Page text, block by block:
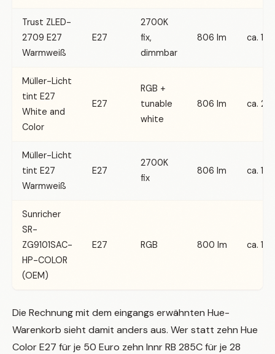
Trust ZLED-
2709 E27
Warmweiß
E27
2700K
fix,
dimmbar
806 lm ca. 14
Müller-Licht
tint E27
White and
Color
E27
RGB +
tunable
white
806 lm ca. 20
Müller-Licht
tint E27
Warmweiß
E27
2700K
fix
806 lm ca. 10
Sunricher
SR-
ZG9101SAC-
HP-COLOR
(OEM)
E27 RGB 800 lm ca. 18
Die Rechnung mit dem eingangs erwähnten Hue-
Warenkorb sieht damit anders aus. Wer statt zehn Hue
Color E27 für je 50 Euro zehn Innr RB 285C für je 28